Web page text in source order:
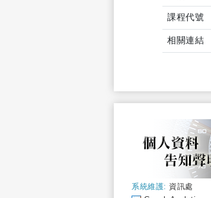
課程代號
相關連結
系統維護: 資訊處